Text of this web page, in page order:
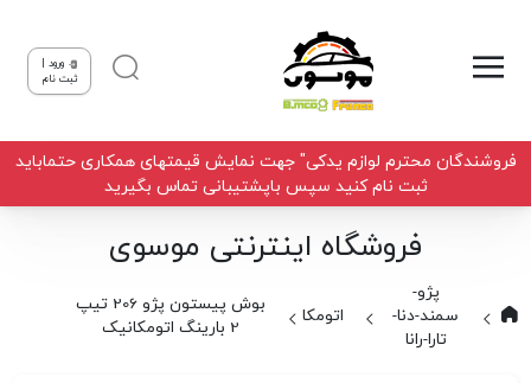
ورود |
ثبت نام
فروشندگان محترم لوازم یدکی" جهت نمایش قیمتهای همکاری حتماباید
ثبت نام کنید سپس باپشتیبانی تماس بگیرید
فروشگاه اینترنتی موسوی
پژو-
سمند-دنا-
تارا-رانا
اتومکانیک
بوش پیستون پژو 206 تیپ
2 بارینگ اتومکانیک